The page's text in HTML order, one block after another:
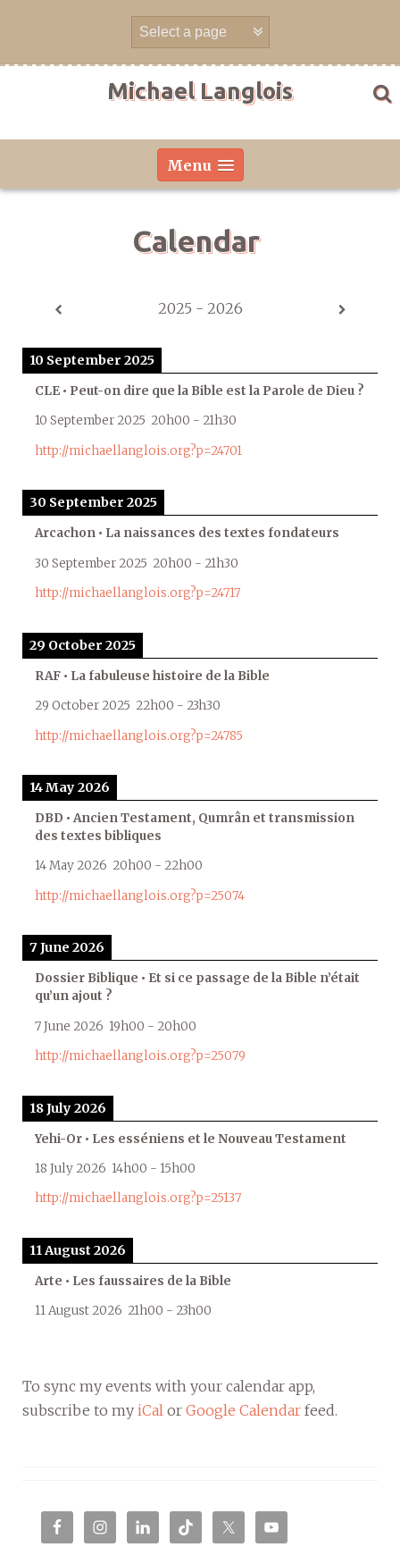
Michael Langlois
Menu
Calendar
2025 - 2026
10 September 2025
CLE • Peut-on dire que la Bible est la Parole de Dieu ?
10 September 2025 20h00 - 21h30
http://michaellanglois.org?p=24701
30 September 2025
Arcachon • La naissances des textes fondateurs
30 September 2025 20h00 - 21h30
http://michaellanglois.org?p=24717
29 October 2025
RAF • La fabuleuse histoire de la Bible
29 October 2025 22h00 - 23h30
http://michaellanglois.org?p=24785
14 May 2026
DBD • Ancien Testament, Qumrân et transmission
des textes bibliques
14 May 2026 20h00 - 22h00
http://michaellanglois.org?p=25074
7 June 2026
Dossier Biblique • Et si ce passage de la Bible n’était
qu’un ajout ?
7 June 2026 19h00 - 20h00
http://michaellanglois.org?p=25079
18 July 2026
Yehi-Or • Les esséniens et le Nouveau Testament
18 July 2026 14h00 - 15h00
http://michaellanglois.org?p=25137
11 August 2026
Arte • Les faussaires de la Bible
11 August 2026 21h00 - 23h00
To sync my events with your calendar app,
subscribe to my iCal or Google Calendar feed.